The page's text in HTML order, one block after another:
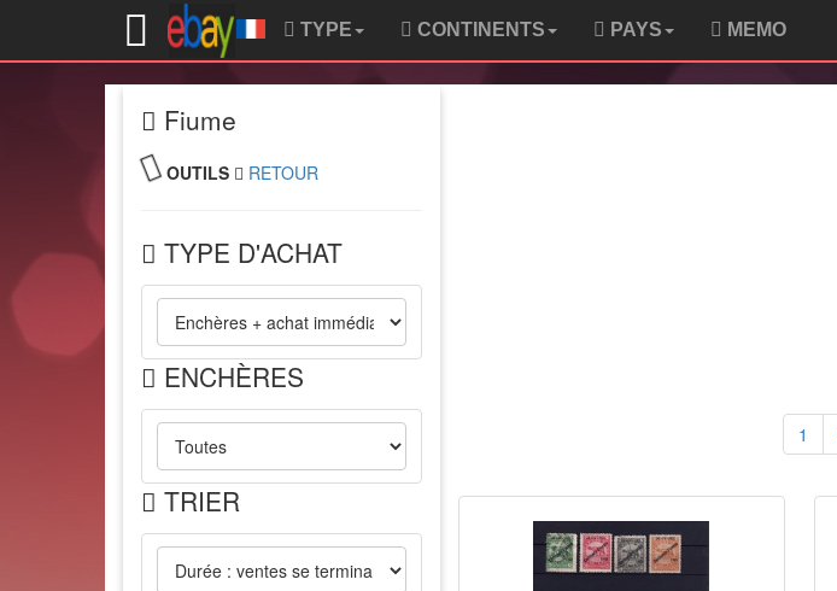
TYPE CONTINENTS PAYS MEMO
Fiume
OUTILS RETOUR
TYPE D'ACHAT
ENCHÈRES
TRIER
1